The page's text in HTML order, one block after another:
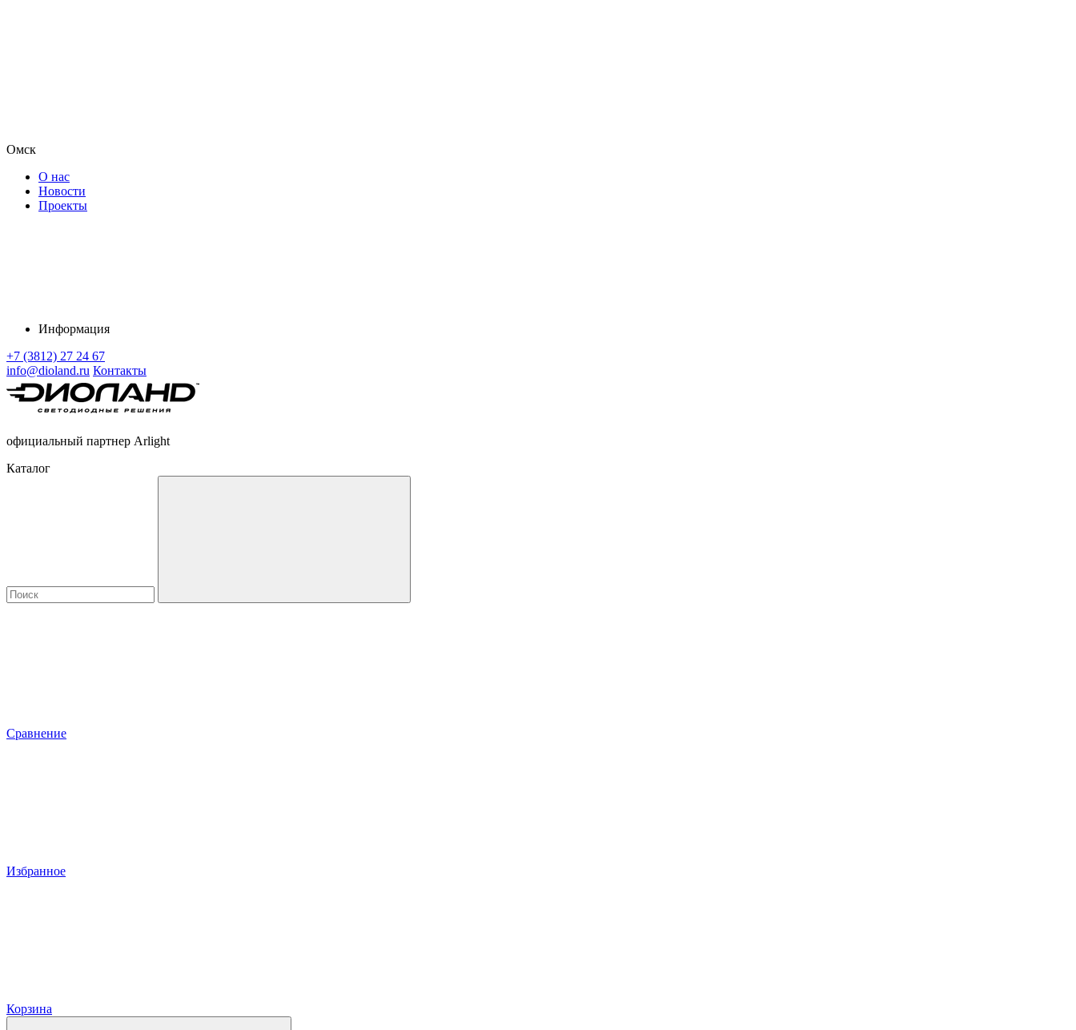
Омск
О нас
Новости
Проекты
Информация
+7 (3812) 27 24 67
info@dioland.ru Контакты
официальный партнер Arlight
Каталог
Сравнение
Избранное
Корзина